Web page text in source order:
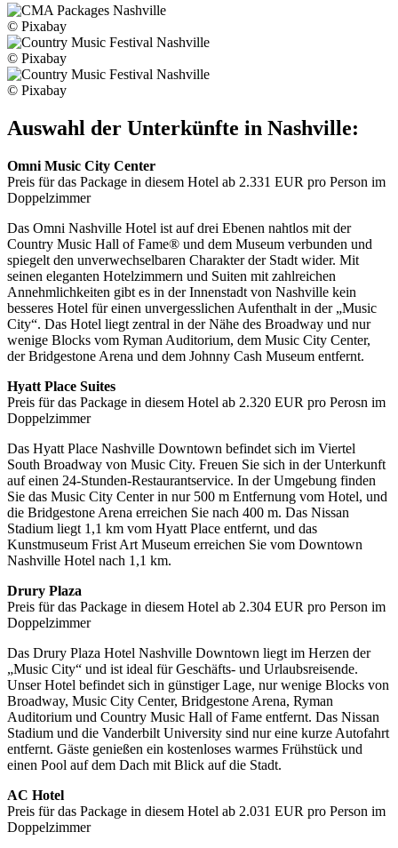
© Pixabay
© Pixabay
© Pixabay
Auswahl der Unterkünfte in Nashville:
Omni Music City Center
Preis für das Package in diesem Hotel ab 2.331 EUR pro Person im
Doppelzimmer
Das Omni Nashville Hotel ist auf drei Ebenen nahtlos mit der
Country Music Hall of Fame® und dem Museum verbunden und
spiegelt den unverwechselbaren Charakter der Stadt wider. Mit
seinen eleganten Hotelzimmern und Suiten mit zahlreichen
Annehmlichkeiten gibt es in der Innenstadt von Nashville kein
besseres Hotel für einen unvergesslichen Aufenthalt in der „Music
City“. Das Hotel liegt zentral in der Nähe des Broadway und nur
wenige Blocks vom Ryman Auditorium, dem Music City Center,
der Bridgestone Arena und dem Johnny Cash Museum entfernt.
Hyatt Place Suites
Preis für das Package in diesem Hotel ab 2.320 EUR pro Perosn im
Doppelzimmer
Das Hyatt Place Nashville Downtown befindet sich im Viertel
South Broadway von Music City. Freuen Sie sich in der Unterkunft
auf einen 24-Stunden-Restaurantservice. In der Umgebung finden
Sie das Music City Center in nur 500 m Entfernung vom Hotel, und
die Bridgestone Arena erreichen Sie nach 400 m. Das Nissan
Stadium liegt 1,1 km vom Hyatt Place entfernt, und das
Kunstmuseum Frist Art Museum erreichen Sie vom Downtown
Nashville Hotel nach 1,1 km.
Drury Plaza
Preis für das Package in diesem Hotel ab 2.304 EUR pro Person im
Doppelzimmer
Das Drury Plaza Hotel Nashville Downtown liegt im Herzen der
„Music City“ und ist ideal für Geschäfts- und Urlaubsreisende.
Unser Hotel befindet sich in günstiger Lage, nur wenige Blocks von
Broadway, Music City Center, Bridgestone Arena, Ryman
Auditorium und Country Music Hall of Fame entfernt. Das Nissan
Stadium und die Vanderbilt University sind nur eine kurze Autofahrt
entfernt. Gäste genießen ein kostenloses warmes Frühstück und
einen Pool auf dem Dach mit Blick auf die Stadt.
AC Hotel
Preis für das Package in diesem Hotel ab 2.031 EUR pro Person im
Doppelzimmer